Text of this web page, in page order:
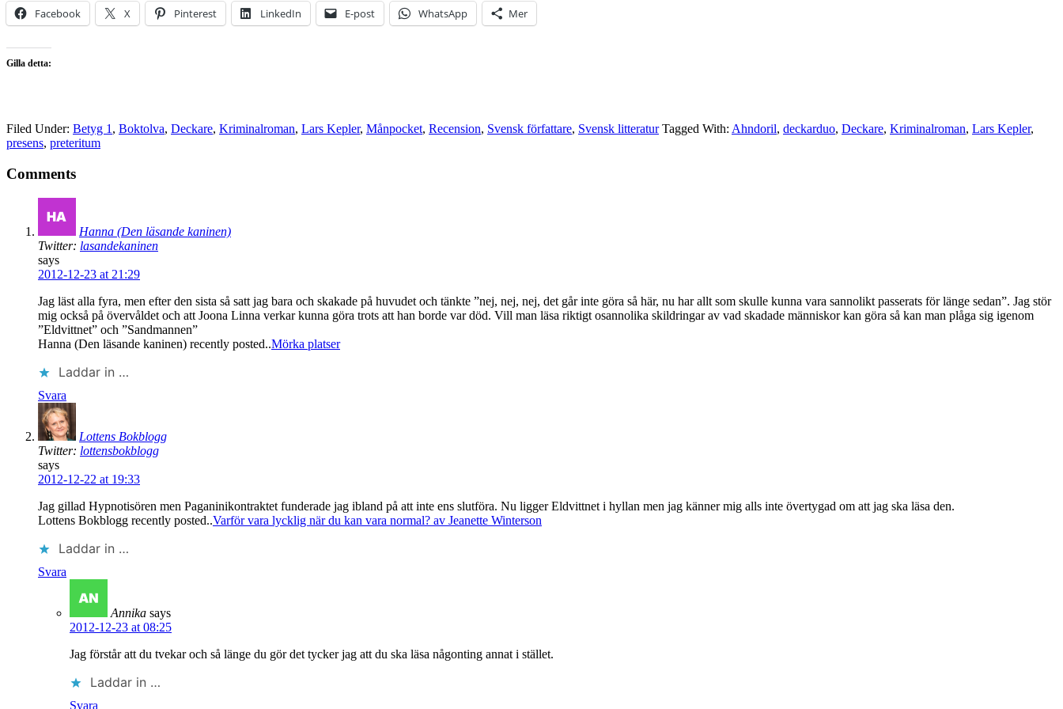
Facebook X Pinterest LinkedIn E-post WhatsApp Mer
Gilla detta:
Filed Under: Betyg 1 , Boktolva, Deckare, Kriminalroman, Lars Kepler, Månpocket, Recension, Svensk författare, Svensk litteratur Tagged With: Ahndoril, deckarduo, Deckare, Kriminalroman, Lars Kepler,
presens, preteritum
Comments
Hanna (Den läsande kaninen)
Twitter: lasandekaninen
says
2012-12-23 at 21:29
Jag läst alla fyra, men efter den sista så satt jag bara och skakade på huvudet och tänkte ”nej, nej, nej, det går inte göra så här, nu har allt som skulle kunna vara sannolikt passerats för länge sedan”. Jag stör
mig också på övervåldet och att Joona Linna verkar kunna göra trots att han borde var död. Vill man läsa riktigt osannolika skildringar av vad skadade människor kan göra så kan man plåga sig igenom
”Eldvittnet” och ”Sandmannen”
Hanna (Den läsande kaninen) recently posted..Mörka platser
Laddar in …
Svara
Lottens Bokblogg
Twitter: lottensbokblogg
says
2012-12-22 at 19:33
Jag gillad Hypnotisören men Paganinikontraktet funderade jag ibland på att inte ens slutföra. Nu ligger Eldvittnet i hyllan men jag känner mig alls inte övertygad om att jag ska läsa den.
Lottens Bokblogg recently posted..Varför vara lycklig när du kan vara normal? av Jeanette Winterson
Laddar in …
Svara
Annika says
2012-12-23 at 08:25
Jag förstår att du tvekar och så länge du gör det tycker jag att du ska läsa någonting annat i stället.
Laddar in …
Svara